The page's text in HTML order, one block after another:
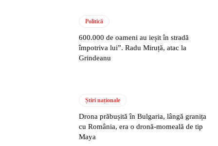
Politică
600.000 de oameni au ieșit în stradă
împotriva lui”. Radu Miruță, atac la
Grindeanu
Știri naționale
Drona prăbușită în Bulgaria, lângă granița
cu România, era o dronă-momeală de tip
Maya